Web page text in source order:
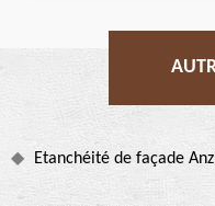
Etanchéité de façade